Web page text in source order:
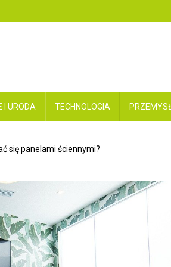
I URODA TECHNOLOGIA PRZEMYSŁ
się panelami ściennymi?